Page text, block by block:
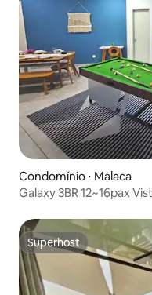
Condomínio ⋅ Malaca
Galaxy 3BR 12~16pax
Superhost
Superhost